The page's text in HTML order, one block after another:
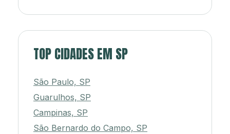
TOP CIDADES EM SP
São Paulo, SP
Guarulhos, SP
Campinas, SP
São Bernardo do Campo, SP